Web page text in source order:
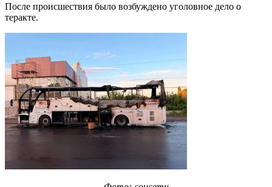
После происшествия было возбуждено уголовное дело о
теракте.